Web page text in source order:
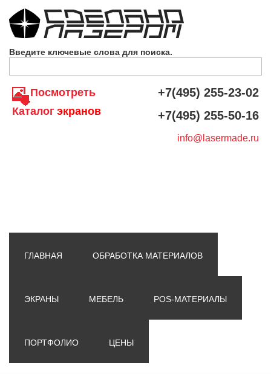
Введите ключевые слова для поиска.
Посмотреть
Каталог экранов
+7(495) 255-23-02
+7(495) 255-50-16
info@lasermade.ru
ГЛАВНАЯ ОБРАБОТКА МАТЕРИАЛОВ
ЭКРАНЫ МЕБЕЛЬ POS-МАТЕРИАЛЫ
ПОРТФОЛИО ЦЕНЫ